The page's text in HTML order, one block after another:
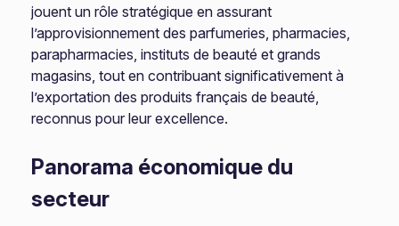
jouent un rôle stratégique en assurant
l’approvisionnement des parfumeries, pharmacies,
parapharmacies, instituts de beauté et grands
magasins, tout en contribuant significativement à
l’exportation des produits français de beauté,
reconnus pour leur excellence.
Panorama économique du
secteur